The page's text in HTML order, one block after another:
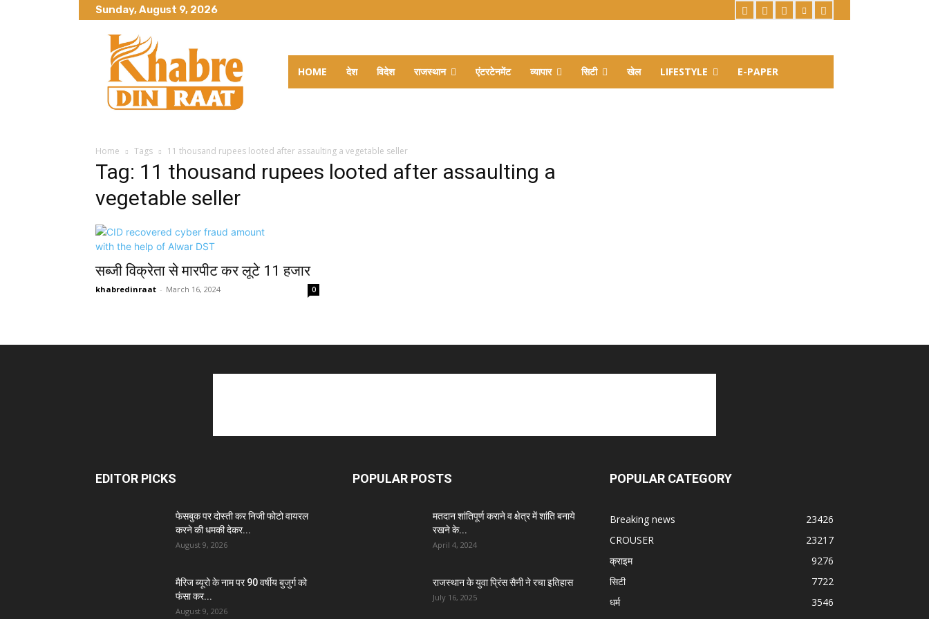
Sunday, August 9, 2026
HOME देश विदेश राजस्थान एंटरटेनमेंट व्यापार सिटी खेल LIFESTYLE E-PAPER
Home Tags 11 thousand rupees looted after assaulting a vegetable seller
Tag: 11 thousand rupees looted after assaulting a
vegetable seller
सब्जी विक्रेता से मारपीट कर लूटे 11 हजार
khabredinraat - March 16, 2024 0
EDITOR PICKS
फेसबुक पर दोस्ती कर निजी फोटो वायरल
करने की धमकी देकर...
August 9, 2026
मैरिज ब्यूरो के नाम पर 90 वर्षीय बुजुर्ग को
फंसा कर...
August 9, 2026
POPULAR POSTS
मतदान शांतिपूर्ण कराने व क्षेत्र में शांति बनाये
रखने के...
April 4, 2024
राजस्थान के युवा प्रिंस सैनी ने रचा इतिहास
July 16, 2025
POPULAR CATEGORY
Breaking news
23426
CROUSER
23217
क्राइम
9276
सिटी
7722
धर्म
3546